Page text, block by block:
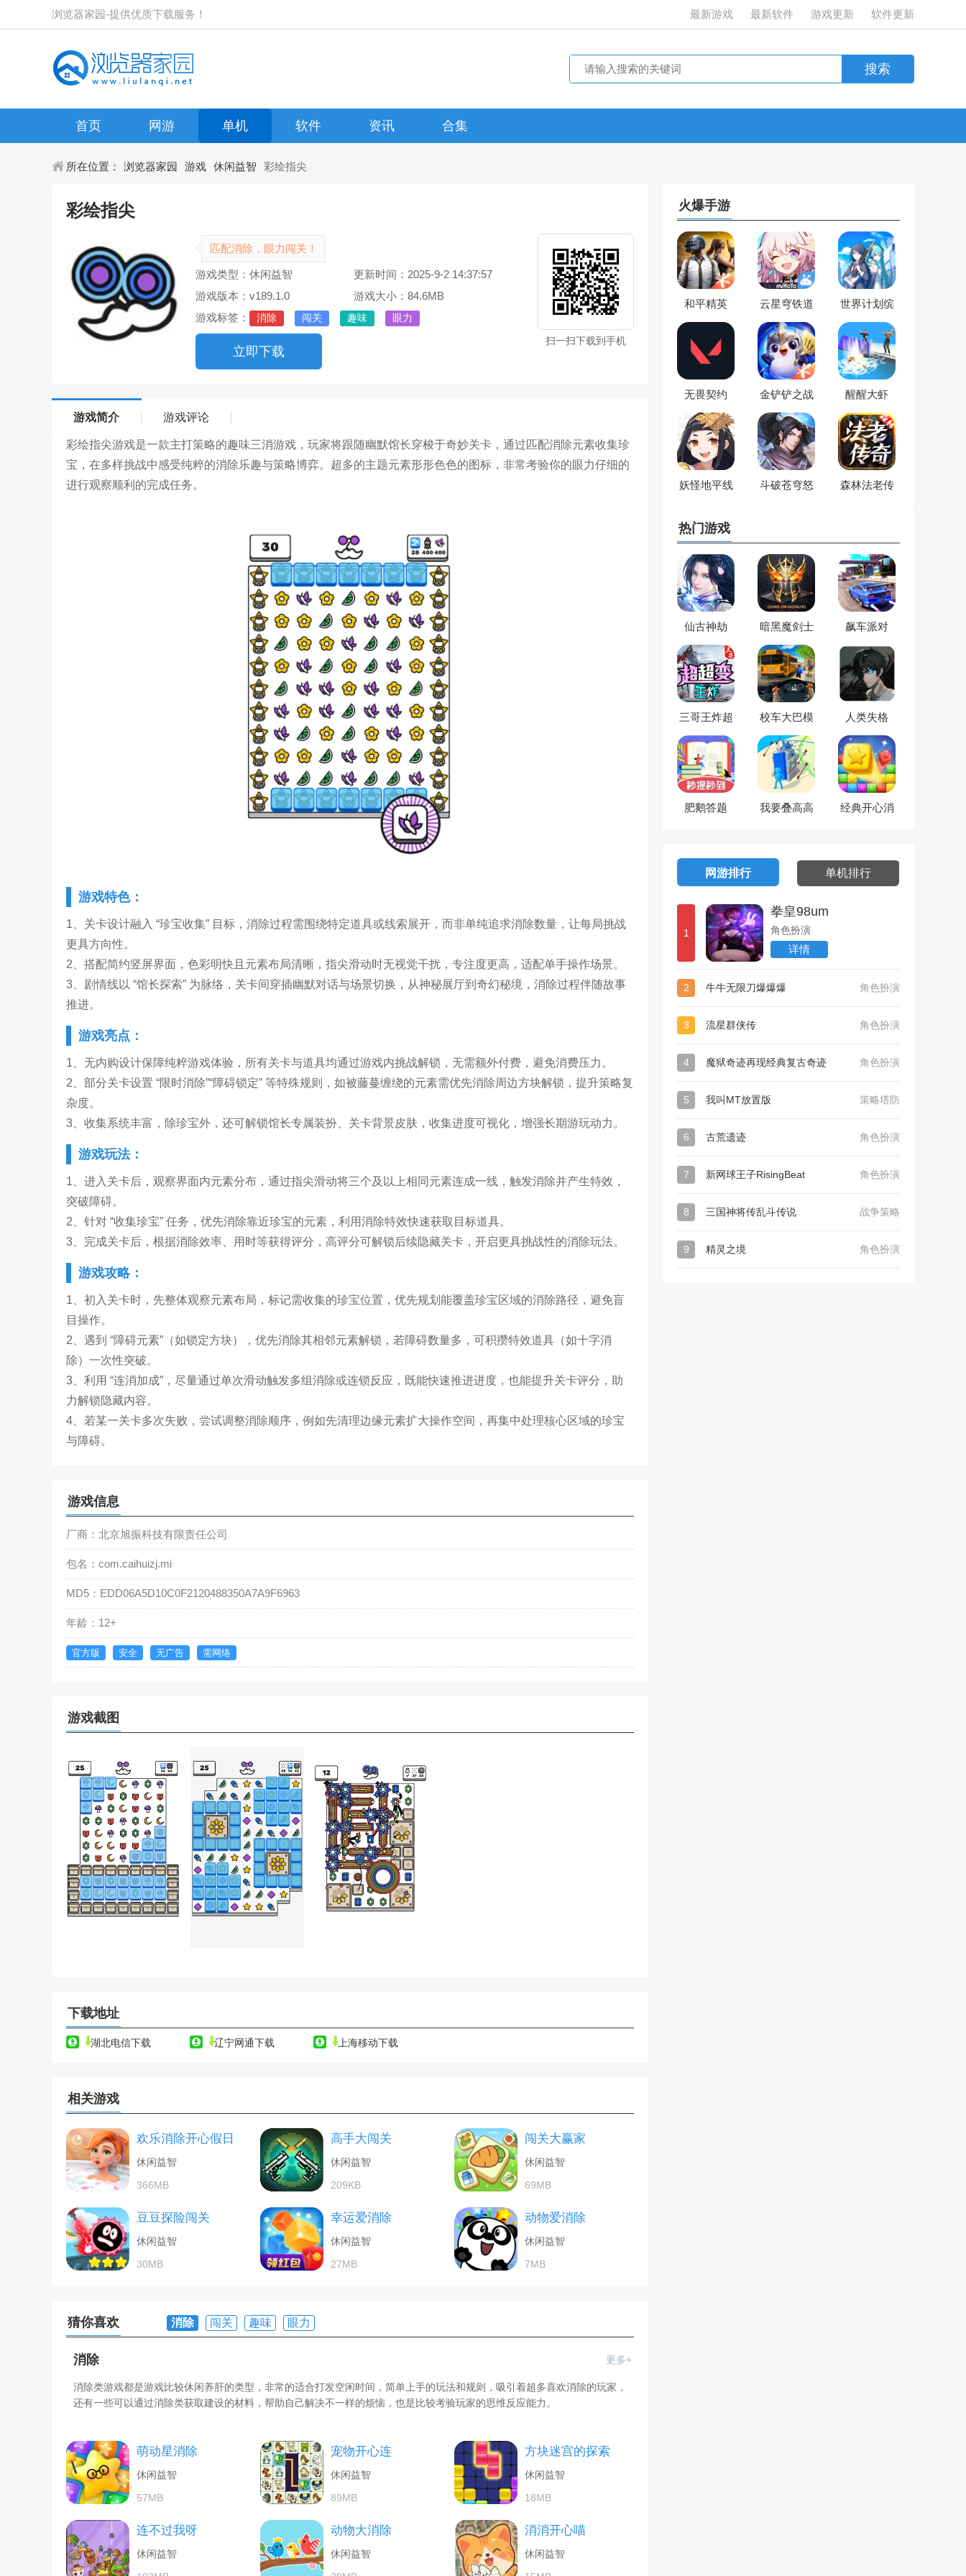
浏览器家园-提供优质下载服务！ 最新游戏 最新软件 游戏更新 软件更新
首页 网游 单机 软件 资讯 合集
所在位置： 浏览器家园 游戏 休闲益智 彩绘指尖
彩绘指尖
匹配消除，眼力闯关！
游戏类型：休闲益智
更新时间：2025-9-2 14:37:57
游戏版本：v189.1.0
游戏大小：84.6MB
游戏标签：
消除 闯关 趣味 眼力
立即下载
扫一扫下载到手机
游戏简介 游戏评论
彩绘指尖游戏是一款主打策略的趣味三消游戏，玩家将跟随幽默馆长穿梭于奇妙关卡，通过匹配消除元素收集珍
宝，在多样挑战中感受纯粹的消除乐趣与策略博弈。超多的主题元素形形色色的图标，非常考验你的眼力仔细的
进行观察顺利的完成任务。
游戏特色：
1、关卡设计融入 “珍宝收集” 目标，消除过程需围绕特定道具或线索展开，而非单纯追求消除数量，让每局挑战
更具方向性。
2、搭配简约竖屏界面，色彩明快且元素布局清晰，指尖滑动时无视觉干扰，专注度更高，适配单手操作场景。
3、剧情线以 “馆长探索” 为脉络，关卡间穿插幽默对话与场景切换，从神秘展厅到奇幻秘境，消除过程伴随故事
推进。
游戏亮点：
1、无内购设计保障纯粹游戏体验，所有关卡与道具均通过游戏内挑战解锁，无需额外付费，避免消费压力。
2、部分关卡设置 “限时消除”“障碍锁定” 等特殊规则，如被藤蔓缠绕的元素需优先消除周边方块解锁，提升策略复
杂度。
3、收集系统丰富，除珍宝外，还可解锁馆长专属装扮、关卡背景皮肤，收集进度可视化，增强长期游玩动力。
游戏玩法：
1、进入关卡后，观察界面内元素分布，通过指尖滑动将三个及以上相同元素连成一线，触发消除并产生特效，
突破障碍。
2、针对 “收集珍宝” 任务，优先消除靠近珍宝的元素，利用消除特效快速获取目标道具。
3、完成关卡后，根据消除效率、用时等获得评分，高评分可解锁后续隐藏关卡，开启更具挑战性的消除玩法。
游戏攻略：
1、初入关卡时，先整体观察元素布局，标记需收集的珍宝位置，优先规划能覆盖珍宝区域的消除路径，避免盲
目操作。
2、遇到 “障碍元素”（如锁定方块），优先消除其相邻元素解锁，若障碍数量多，可积攒特效道具（如十字消
除）一次性突破。
3、利用 “连消加成”，尽量通过单次滑动触发多组消除或连锁反应，既能快速推进进度，也能提升关卡评分，助
力解锁隐藏内容。
4、若某一关卡多次失败，尝试调整消除顺序，例如先清理边缘元素扩大操作空间，再集中处理核心区域的珍宝
与障碍。
游戏信息
厂商：北京旭振科技有限责任公司
包名：com.caihuizj.mi
MD5：EDD06A5D10C0F2120488350A7A9F6963
年龄：12+
官方版 安全 无广告 需网络
游戏截图
下载地址
湖北电信下载 辽宁网通下载 上海移动下载
相关游戏
欢乐消除开心假日
休闲益智
366MB
高手大闯关
休闲益智
209KB
闯关大赢家
休闲益智
69MB
豆豆探险闯关
休闲益智
30MB
幸运爱消除
休闲益智
27MB
动物爱消除
休闲益智
7MB
猜你喜欢 消除 闯关 趣味 眼力
消除 更多+
消除类游戏都是游戏比较休闲养肝的类型，非常的适合打发空闲时间，简单上手的玩法和规则，吸引着超多喜欢消除的玩家，
还有一些可以通过消除类获取建设的材料，帮助自己解决不一样的烦恼，也是比较考验玩家的思维反应能力。
萌动星消除
休闲益智
57MB
宠物开心连
休闲益智
89MB
方块迷宫的探索
休闲益智
18MB
连不过我呀
休闲益智
动物大消除
休闲益智
消消开心喵
休闲益智
火爆手游
和平精英 云星穹铁道
世界计划缤
无畏契约 金铲铲之战 醒醒大虾
妖怪地平线
斗破苍穹怒
森林法老传
热门游戏
仙古神劫 暗黑魔剑士 飙车派对
三哥王炸超
校车大巴模
人类失格
肥鹅答题 我要叠高高
经典开心消
网游排行 单机排行
1
拳皇98um
角色扮演
详情
2 牛牛无限刀爆爆爆 角色扮演
3 流星群侠传 角色扮演
4 魔狱奇迹再现经典复古奇迹 角色扮演
5 我叫MT放置版 策略塔防
6 古荒遗迹 角色扮演
7 新网球王子RisingBeat 角色扮演
8 三国神将传乱斗传说 战争策略
9 精灵之境 角色扮演